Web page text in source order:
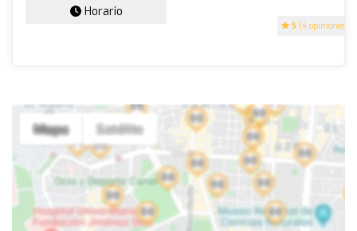
5 (4 opiniones)
Horario